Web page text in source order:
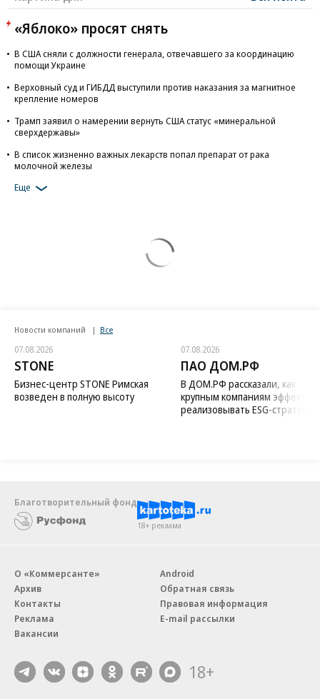
«Яблоко» просят снять
В США сняли с должности генерала, отвечавшего за координацию
помощи Украине
Верховный суд и ГИБДД выступили против наказания за магнитное
крепление номеров
Трамп заявил о намерении вернуть США статус «минеральной
сверхдержавы»
В список жизненно важных лекарств попал препарат от рака
молочной железы
Еще
Новости компаний Все
07.08.2026
STONE
Бизнес-центр STONE Римская
возведен в полную высоту
07.08.2026
ПАО ДОМ.РФ
В ДОМ.РФ рассказали, как
крупным компаниям
реализовывать ESG-стратегию
Благотворительный фонд
18+ реклама
О «Коммерсанте»
Архив
Контакты
Реклама
Вакансии
Android
Обратная связь
Правовая информация
E-mail рассылки
18+